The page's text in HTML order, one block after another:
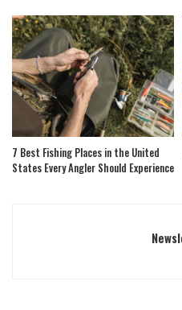
7 Best Fishing Places in the United
States Every Angler Should Experience